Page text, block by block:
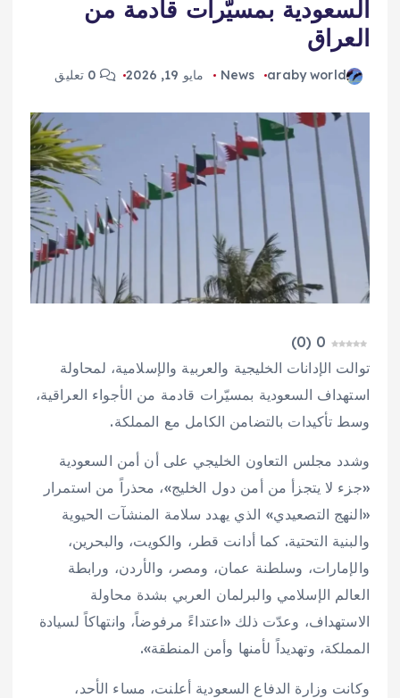
السعودية بمسيّرات قادمة من
العراق
araby world
News مايو 19, 2026
0
(
0
)
توالت الإدانات الخليجية والعربية والإسلامية، لمحاولة
استهداف السعودية بمسيّرات قادمة من الأجواء العراقية،
وسط تأكيدات بالتضامن الكامل مع المملكة.
وشدد مجلس التعاون الخليجي على أن أمن السعودية
«جزء لا يتجزأ من أمن دول الخليج»، محذراً من استمرار
«النهج التصعيدي» الذي يهدد سلامة المنشآت الحيوية
والبنية التحتية. كما أدانت قطر، والكويت، والبحرين،
والإمارات، وسلطنة عمان، ومصر، والأردن، ورابطة
العالم الإسلامي والبرلمان العربي بشدة محاولة
الاستهداف، وعدّت ذلك «اعتداءً مرفوضاً، وانتهاكاً لسيادة
المملكة، وتهديداً لأمنها وأمن المنطقة».
وكانت وزارة الدفاع السعودية أعلنت، مساء الأحد،